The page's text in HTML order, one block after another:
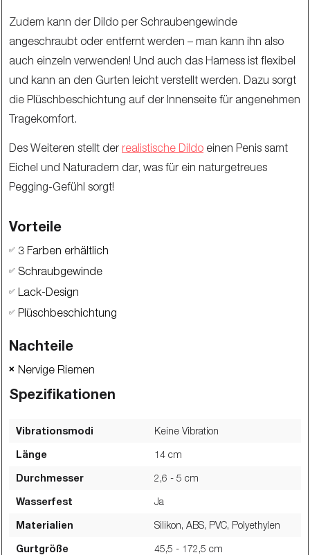
Zudem kann der Dildo per Schraubengewinde
angeschraubt oder entfernt werden – man kann ihn also
auch einzeln verwenden! Und auch das Harness ist flexibel
und kann an den Gurten leicht verstellt werden. Dazu sorgt
die Plüschbeschichtung auf der Innenseite für angenehmen
Tragekomfort.
Des Weiteren stellt der realistische Dildo einen Penis samt
Eichel und Naturadern dar, was für ein naturgetreues
Pegging-Gefühl sorgt!
Vorteile
✅ 3 Farben erhältlich
✅ Schraubgewinde
✅ Lack-Design
✅ Plüschbeschichtung
Nachteile
❌ Nervige Riemen
Spezifikationen
Vibrationsmodi
Keine Vibration
Länge
14 cm
Durchmesser
2,6 - 5 cm
Wasserfest
Ja
Materialien
Silikon, ABS, PVC, Polyethylen
Gurtgröße
45,5 - 172,5 cm